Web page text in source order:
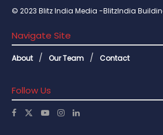
© 2023 Blitz India Media -BlitzIndia
Navigate Site
About Our Team Contact
Follow Us